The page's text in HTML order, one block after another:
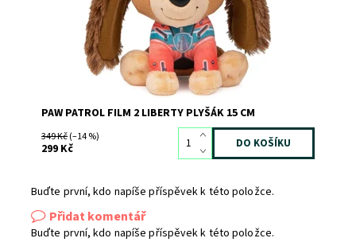
PAW PATROL FILM 2 LIBERTY PLYŠÁK 15 CM
349 Kč(–14 %)
299 Kč
Buďte první, kdo napíše příspěvek k této položce.
Přidat komentář
Buďte první, kdo napíše příspěvek k této položce.